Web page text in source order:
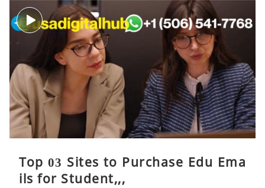
Top 03 Sites to Purchase Edu Ema
ils for Student,,,